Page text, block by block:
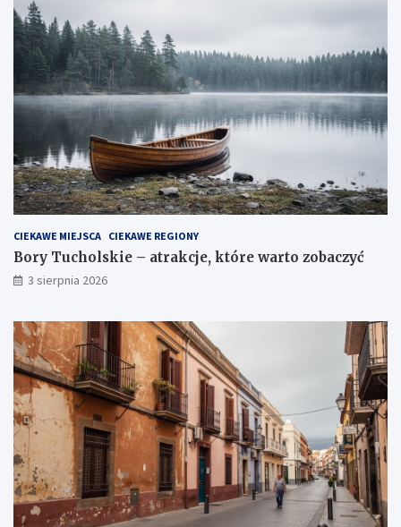
CIEKAWE MIEJSCA CIEKAWE REGIONY
Bory Tucholskie – atrakcje, które warto zobaczyć
3 sierpnia 2026